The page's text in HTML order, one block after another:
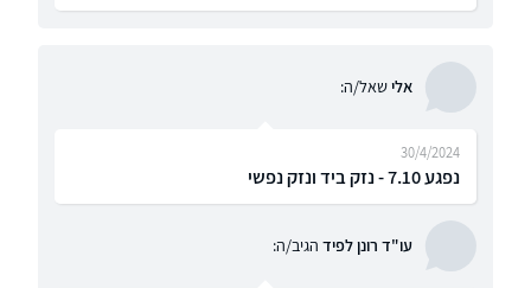
אלישאל/ה:
נפגע 7.10 - נזק ביד ונזק נפשי
30/4/2024
עו"ד רונן לפיד הגיב/ה: